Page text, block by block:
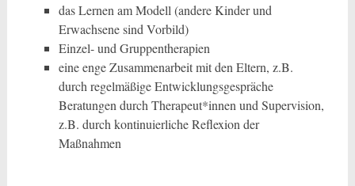
das Lernen am Modell (andere Kinder und
Erwachsene sind Vorbild)
Einzel- und Gruppentherapien
eine enge Zusammenarbeit mit den Eltern, z.B.
durch regelmäßige Entwicklungsgespräche
Beratungen durch Therapeut*innen und Supervision,
z.B. durch kontinuierliche Reflexion der
Maßnahmen